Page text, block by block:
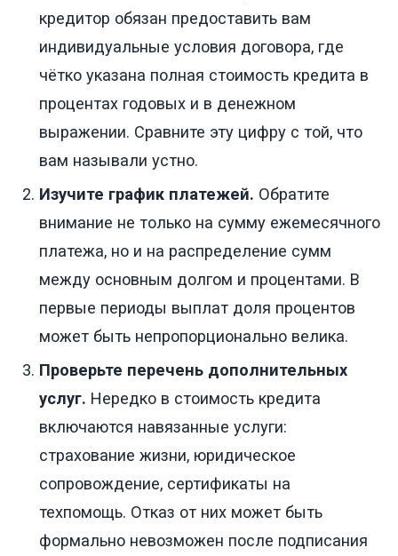
кредитор обязан предоставить вам
индивидуальные условия договора, где
чётко указана полная стоимость кредита в
процентах годовых и в денежном
выражении. Сравните эту цифру с той, что
вам называли устно.
Изучите график платежей. Обратите
внимание не только на сумму ежемесячного
платежа, но и на распределение сумм
между основным долгом и процентами. В
первые периоды выплат доля процентов
может быть непропорционально велика.
Проверьте перечень дополнительных
услуг. Нередко в стоимость кредита
включаются навязанные услуги:
страхование жизни, юридическое
сопровождение, сертификаты на
техпомощь. Отказ от них может быть
формально невозможен после подписания